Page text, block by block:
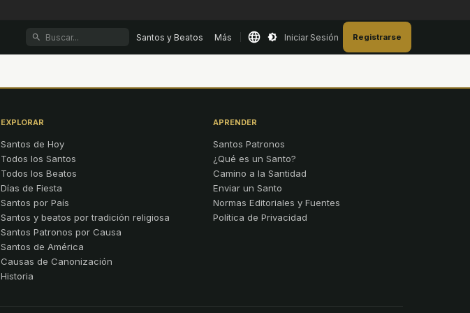
Santos y Beatos Más Iniciar Sesión Registrarse
EXPLORAR
Santos de Hoy
Todos los Santos
Todos los Beatos
Días de Fiesta
Santos por País
Santos y beatos por tradición religiosa
Santos Patronos por Causa
Santos de América
Causas de Canonización
Historia
APRENDER
Santos Patronos
¿Qué es un Santo?
Camino a la Santidad
Enviar un Santo
Normas Editoriales y Fuentes
Política de Privacidad